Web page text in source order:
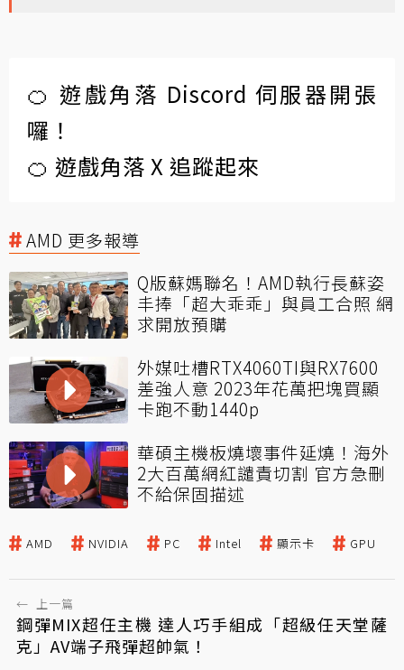
🍊 遊戲角落 Discord 伺服器開張
囉！
🍊 遊戲角落 X 追蹤起來
AMD 更多報導
Q版蘇媽聯名！AMD執行長蘇姿
丰捧「超大乖乖」與員工合照 網
求開放預購
外媒吐槽RTX4060TI與RX7600
差強人意 2023年花萬把塊買顯
卡跑不動1440p
華碩主機板燒壞事件延燒！海外
2大百萬網紅譴責切割 官方急刪
不給保固描述
AMD NVIDIA PC Intel 顯示卡 GPU
← 上一篇
鋼彈MIX超任主機 達人巧手組成「超級任天堂薩
克」AV端子飛彈超帥氣！